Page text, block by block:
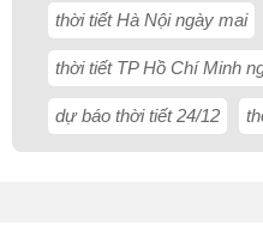
thời tiết Hà Nội ngày mai
thời tiết TP Hồ Chí Minh
dự báo thời tiết 24/12